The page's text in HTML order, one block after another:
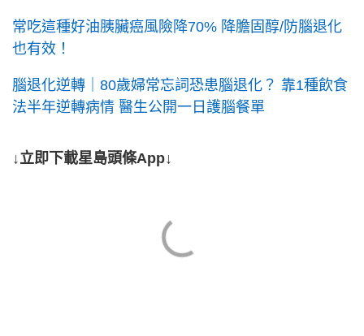
常吃這種好油胰臟癌風險降70% 降膽固醇/防腦退化
也有效！
腦退化逆轉｜80歲婦常忘詞恐患腦退化？ 靠1種飲食
法半年逆轉病情 醫生公開一日護腦餐單
↓立即下載星島頭條App↓